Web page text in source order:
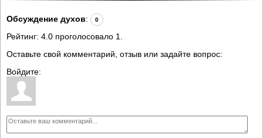
Обсуждение духов: 0
Рейтинг: 4.0 проголосовало 1
Оставьте свой комментарий, отзыв или задайте вопрос:
Войдите: